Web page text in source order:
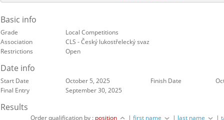
Basic info
Grade
Local Competitions
Association
CLS - Český lukostřelecký svaz
Restrictions
Open
Date info
Start Date October 5, 2025 Finish Date
Final Entry
September 30, 2025
Results
Order qualification by : position |first name | last name |